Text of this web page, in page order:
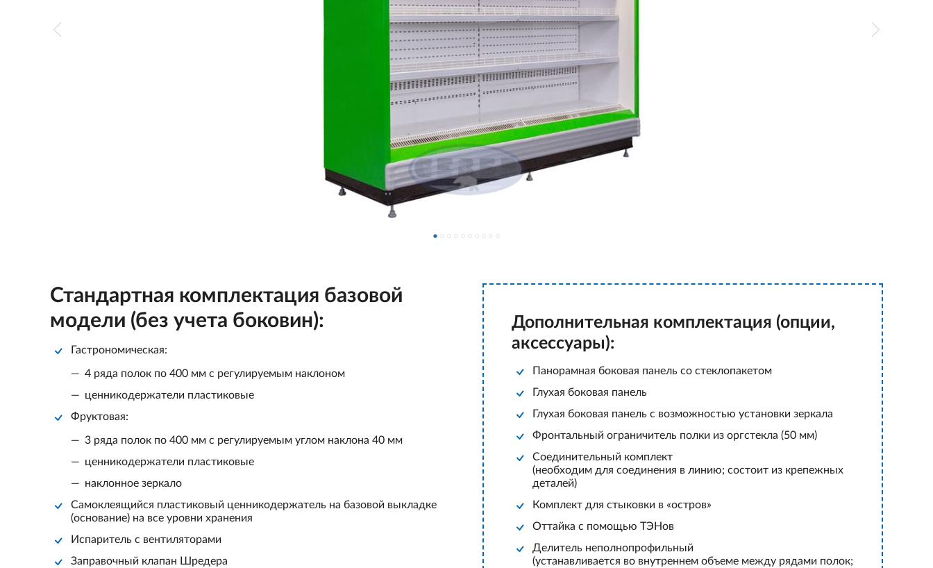
Стандартная комплектация базовой
модели (без учета боковин):
Гастрономическая:
4 ряда полок по 400 мм с регулируемым наклоном
ценникодержатели пластиковые
Фруктовая:
3 ряда полок по 400 мм с регулируемым углом наклона 40 мм
ценникодержатели пластиковые
наклонное зеркало
Самоклеящийся пластиковый ценникодержатель на базовой выкладке
(основание) на все уровни хранения
Испаритель с вентиляторами
Заправочный клапан Шредера
Дополнительная комплектация (опции,
аксессуары):
Панорамная боковая панель со стеклопакетом
Глухая боковая панель
Глухая боковая панель с возможностью установки зеркала
Фронтальный ограничитель полки из оргстекла (50 мм)
Соединительный комплект
(необходим для соединения в линию; состоит из крепежных
деталей)
Комплект для стыковки в «остров»
Оттайка с помощью ТЭНов
Делитель неполнопрофильный
(устанавливается во внутреннем объеме между рядами полок;